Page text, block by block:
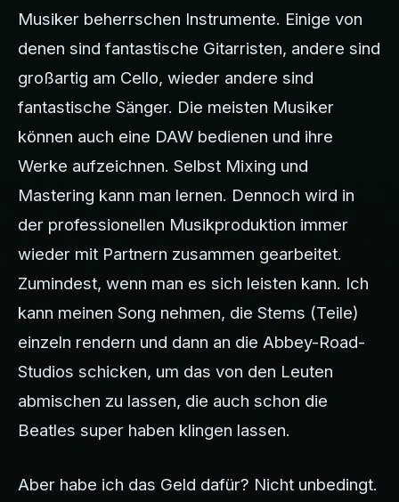
Musiker beherrschen Instrumente. Einige von
denen sind fantastische Gitarristen, andere sind
großartig am Cello, wieder andere sind
fantastische Sänger. Die meisten Musiker
können auch eine DAW bedienen und ihre
Werke aufzeichnen. Selbst Mixing und
Mastering kann man lernen. Dennoch wird in
der professionellen Musikproduktion immer
wieder mit Partnern zusammen gearbeitet.
Zumindest, wenn man es sich leisten kann. Ich
kann meinen Song nehmen, die Stems (Teile)
einzeln rendern und dann an die Abbey-Road-
Studios schicken, um das von den Leuten
abmischen zu lassen, die auch schon die
Beatles super haben klingen lassen.
Aber habe ich das Geld dafür? Nicht unbedingt.